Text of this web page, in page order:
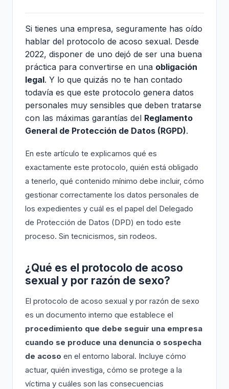
Si tienes una empresa, seguramente has oído
hablar del protocolo de acoso sexual. Desde
2022, disponer de uno dejó de ser una buena
práctica para convertirse en una obligación
legal. Y lo que quizás no te han contado
todavía es que este protocolo genera datos
personales muy sensibles que deben tratarse
con las máximas garantías del Reglamento
General de Protección de Datos (RGPD).
En este artículo te explicamos qué es
exactamente este protocolo, quién está obligado
a tenerlo, qué contenido mínimo debe incluir, cómo
gestionar correctamente los datos personales de
los expedientes y cuál es el papel del Delegado
de Protección de Datos (DPD) en todo este
proceso. Sin tecnicismos, sin rodeos.
¿Qué es el protocolo de acoso
sexual y por razón de sexo?
El protocolo de acoso sexual y por razón de sexo
es un documento interno que establece el
procedimiento que debe seguir una empresa
cuando se produce una denuncia o sospecha
de acoso en el entorno laboral. Incluye cómo
actuar, quién investiga, cómo se protege a la
víctima y cuáles son las consecuencias